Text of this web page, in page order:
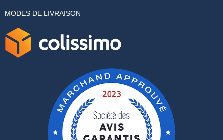
MODES DE LIVRAISON